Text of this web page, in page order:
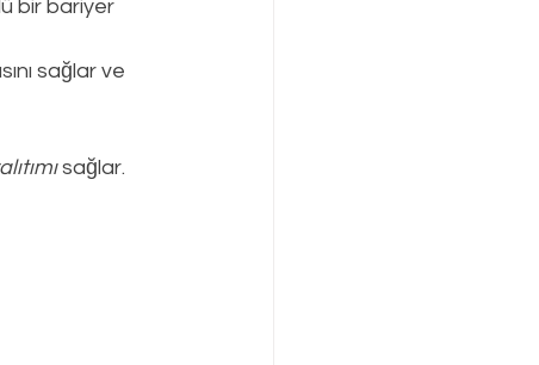
bir bariyer
sağlar ve
sağlar.